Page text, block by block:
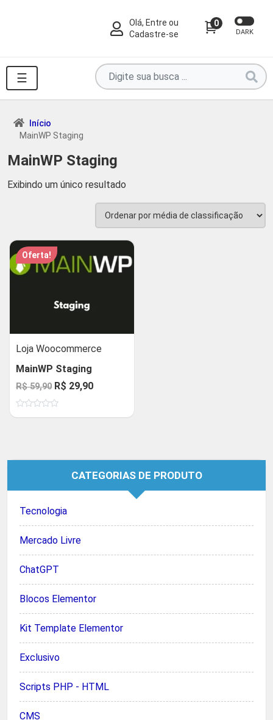
Olá, Entre ou
Cadastre-se
0
DARK
☰
Pesquise
por
produtos
Início
MainWP Staging
MainWP Staging
Exibindo um único resultado
Oferta!
Loja Woocommerce
MainWP Staging
R$59,90 O
preço
original
R$ 29,90O
atual
CATEGORIAS DE PRODUTO
Tecnologia
Mercado Livre
ChatGPT
Blocos Elementor
Kit Template Elementor
Exclusivo
Scripts PHP - HTML
CMS